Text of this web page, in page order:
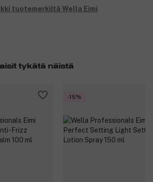
tuotemerkiltä Wella Eimi
tykätä näistä
-15%